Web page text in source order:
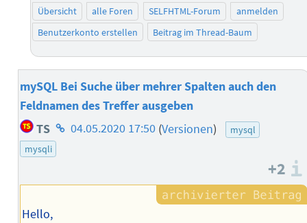
Übersicht alle Foren SELFHTML-Forum
anmelden
Benutzerkonto erstellen
Beitrag im Thread-Baum
mySQL Bei Suche über mehrer Spalten auch den
Feldnamen des Treffer ausgeben
TS Homepage
des
04.05.2020 17:50 (Versionen)
mysql
mysqli
+2
Hello,